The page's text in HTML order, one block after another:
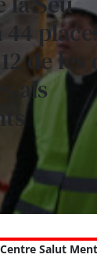
44
de les
als
Centre Salut